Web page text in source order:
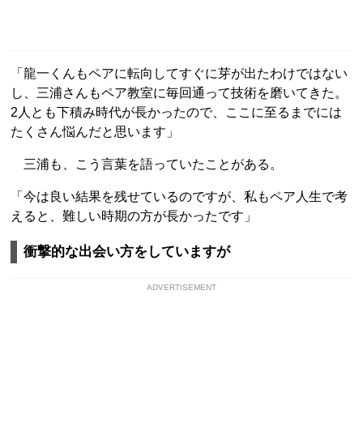
「龍一くんもペアに転向してすぐに芽が出たわけではない
し、三浦さんもペア教室に毎回通って技術を磨いてきた。
2人とも下積み時代が長かったので、ここに至るまでには
たくさん悩んだと思います」
三浦も、こう言葉を語っていたことがある。
「今は良い結果を残せているのですが、私もペア人生で考
えると、難しい時期の方が長かったです」
衝撃的な出会い方をしていますが
ADVERTISEMENT